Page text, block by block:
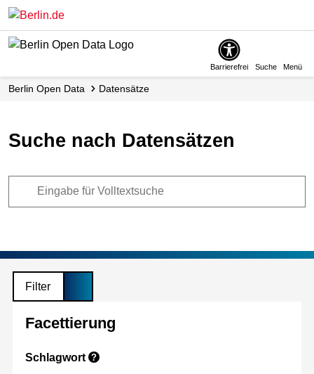
Skip
main
Barrierefrei Suche Menü
Berlin Open Data Datensätze
Suche nach Datensätzen
Filter
Facettierung
Schlagwort ?